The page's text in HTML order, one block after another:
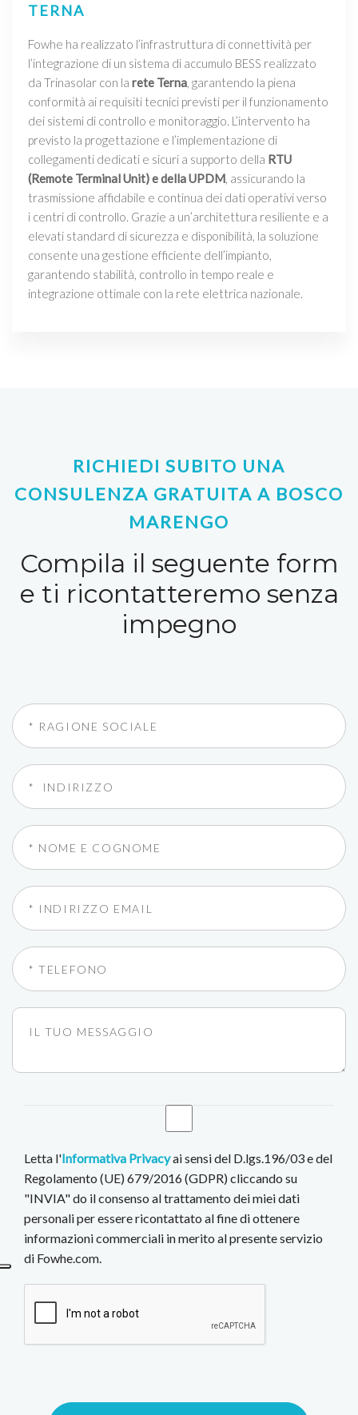
TERNA
Fowhe ha realizzato l’infrastruttura di connettività per
l’integrazione di un sistema di accumulo BESS realizzato
da Trinasolar con la rete Terna, garantendo la piena
conformità ai requisiti tecnici previsti per il funzionamento
dei sistemi di controllo e monitoraggio. L’intervento ha
previsto la progettazione e l’implementazione di
collegamenti dedicati e sicuri a supporto della RTU
(Remote Terminal Unit) e della UPDM, assicurando la
trasmissione affidabile e continua dei dati operativi verso
i centri di controllo. Grazie a un’architettura resiliente e a
elevati standard di sicurezza e disponibilità, la soluzione
consente una gestione efficiente dell’impianto,
garantendo stabilità, controllo in tempo reale e
integrazione ottimale con la rete elettrica nazionale.
RICHIEDI SUBITO UNA
CONSULENZA GRATUITA A BOSCO
MARENGO
Compila il seguente form
e ti ricontatteremo senza
impegno
Letta l'Informativa Privacyai sensi del D.lgs.196/03 e del
Regolamento (UE) 679/2016 (GDPR) cliccando su
"INVIA" do il consenso al trattamento dei miei dati
personali per essere ricontattato al fine di ottenere
informazioni commerciali in merito al presente servizio
di Fowhe.com.